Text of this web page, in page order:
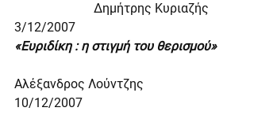
Δημήτρης Κυριαζής
3/12/2007
«Ευριδίκη : η στιγμή του θερισμού»
Αλέξανδρος Λούντζης
10/12/2007